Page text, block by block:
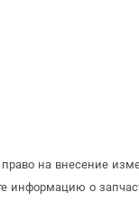
право на внесение
информацию о